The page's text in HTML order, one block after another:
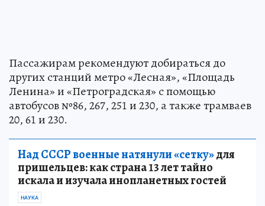
Пассажирам рекомендуют добираться до
других станций метро «Лесная», «Площадь
Ленина» и «Петроградская» с помощью
автобусов №86, 267, 251 и 230, а также трамваев
20, 61 и 230.
Над СССР военные натянули «сетку»для
пришельцев: как страна 13 лет тайно
искала и изучала инопланетных гостей
НАУКА